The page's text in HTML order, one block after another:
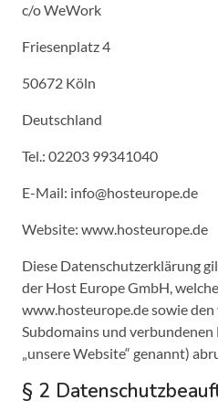
c/o WeWork
Friesenplatz 4
50672 Köln
Deutschland
Tel.: 02203 99341040
E-Mail: info@hosteurope.de
Website: www.hosteurope.de
Diese Datenschutzerklärung
der Host Europe GmbH,
www.hosteurope.de sowie den
Subdomains und verbundenen
„unsere Website“ genannt)
§ 2